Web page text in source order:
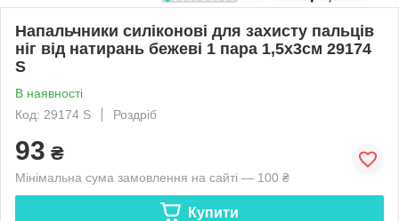
Напальчники силіконові для захисту пальців
ніг від натирань бежеві 1 пара 1,5х3см 29174
S
В наявності
Код: 29174 S
Роздріб
93 ₴
Мінімальна сума замовлення на сайті — 100 ₴
Купити